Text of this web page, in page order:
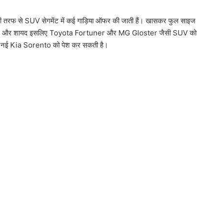
की तरफ से SUV सेगमेंट में कई गाड़िया ऑफर की जाती हैं। खासकर फुल साइज
और शायद इसलिए Toyota Fortuner और MG Gloster जैसी SUV को
नई Kia Sorento को पेश कर सकती है।